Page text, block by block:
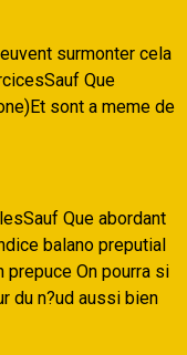
surmonter cela
Que
sont a meme de
Que abordant
balano preputial
prepuce On pourra si
du n?ud aussi bien